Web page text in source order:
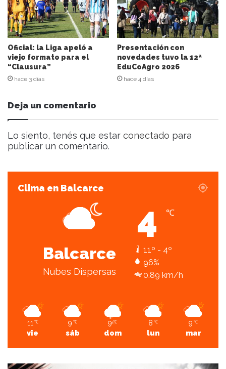
r
r
e
o
e
l
e
c
ó
n
i
c
Oficial: la Liga apeló a
viejo formato para el
“Clausura”
hace 3 días
Presentación con
novedades tuvo la 12ª
EduCoAgro 2026
hace 4 días
Deja un comentario
Lo siento, tenés que estar conectado para
publicar un comentario.
Clima en Balcarce
Balcarce
Nubes Dispersas
4 ℃
11º - 4º
96%
0.89 km/h
11 ℃
vie
9 ℃
sáb
9 ℃
dom
8 ℃
lun
9 ℃
mar